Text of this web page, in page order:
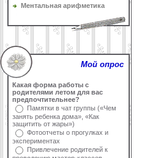
Ментальная арифметика
Мой опрос
Какая форма работы с
родителями летом для вас
предпочтительнее?
Памятки в чат группы («Чем
занять ребенка дома», «Как
защитить от жары»)
Фотоотчеты о прогулках и
экспериментах
Привлечение родителей к